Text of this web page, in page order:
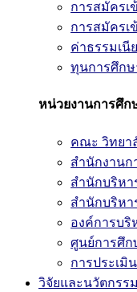
การสมัคร
การสมัคร
ค่าธรรมเนี
ทุนการศึกษ
หน่วยงานการศึก
คณะ วิทยา
สำนักงานก
สำนักบริหา
สำนักบริหา
องค์การบริ
ศูนย์การศึก
การประเมิ
วิจัยและนวัตกรรม